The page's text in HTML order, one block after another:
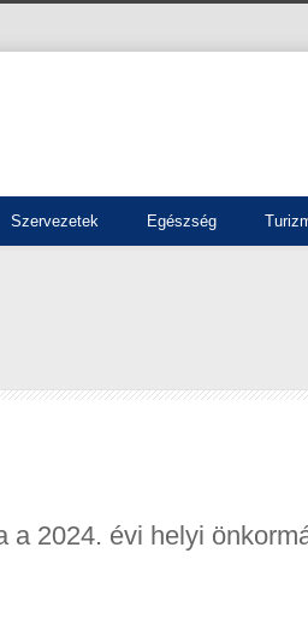
Szervezetek Egészség
a 2024. évi helyi